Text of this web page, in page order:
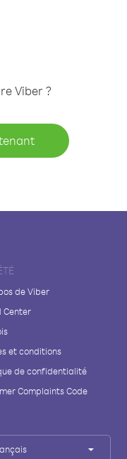
Viber ?
de Viber
Center
et conditions
de confidentialité
Complaints Code